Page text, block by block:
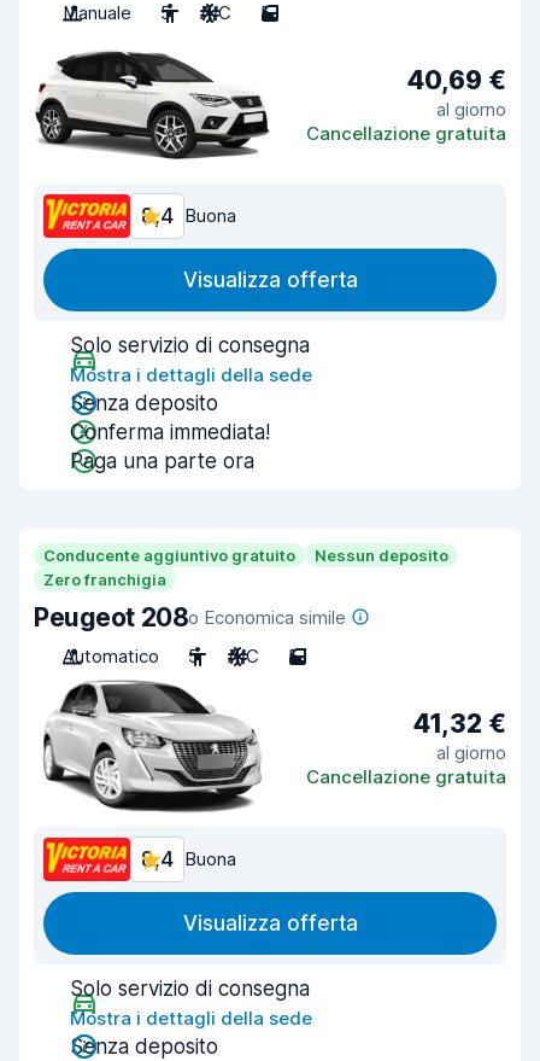
Manuale
5 A/C 5
40,69 €
al giorno
Cancellazione gratuita
8,4 Buona
Visualizza offerta
Solo servizio di consegna
Mostra i dettagli della sede
Senza deposito
Conferma immediata!
Paga una parte ora
Conducente aggiuntivo gratuito
Nessun deposito
Zero franchigia
Peugeot 208o Economica simile
Automatico
5 A/C 5
41,32 €
al giorno
Cancellazione gratuita
8,4 Buona
Visualizza offerta
Solo servizio di consegna
Mostra i dettagli della sede
Senza deposito